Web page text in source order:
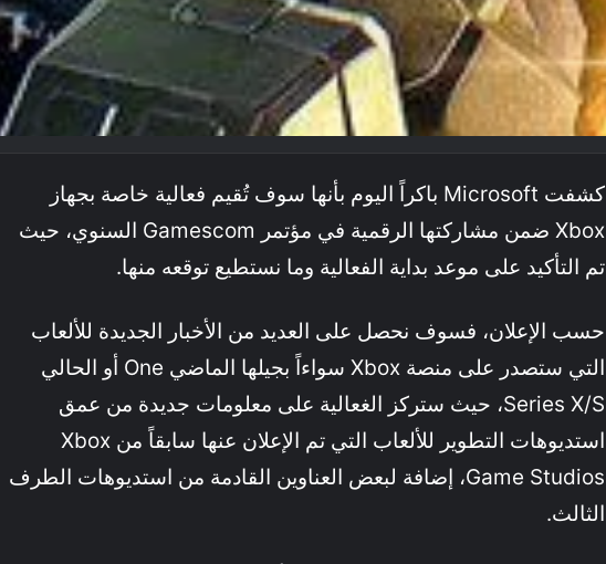
كشفت Microsoft باكراً اليوم بأنها سوف تُقيم فعالية خاصة بجهاز
Xbox ضمن مشاركتها الرقمية في مؤتمر Gamescom السنوي، حيث
تم التأكيد على موعد بداية الفعالية وما نستطيع توقعه منها.
حسب الإعلان، فسوف نحصل على العديد من الأخبار الجديدة للألعاب
التي ستصدر على منصة Xbox سواءاً بجيلها الماضي One أو الحالي
Series X/S، حيث ستركز الغعالية على معلومات جديدة من عمق
استديوهات التطوير للألعاب التي تم الإعلان عنها سابقاً من Xbox
Game Studios، إضافة لبعض العناوين القادمة من استديوهات الطرف
الثالث.